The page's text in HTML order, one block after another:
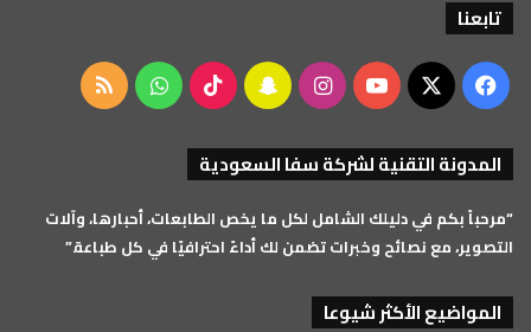
تابعنا
فيسبوك
‫X
‫YouTubeانستقرامسناب ‫TikTok واتساب ملخص
المدونة التقنية لشركة سفا السعودية
“مرحباً بكم في دليلك الشامل لكل ما يخص الطابعات، أحبارها، وآلات
التصوير، مع نصائح وخبرات تضمن لك أداءً احترافيًا في كل طباعة.”
المواضيع الأكثر شيوعا